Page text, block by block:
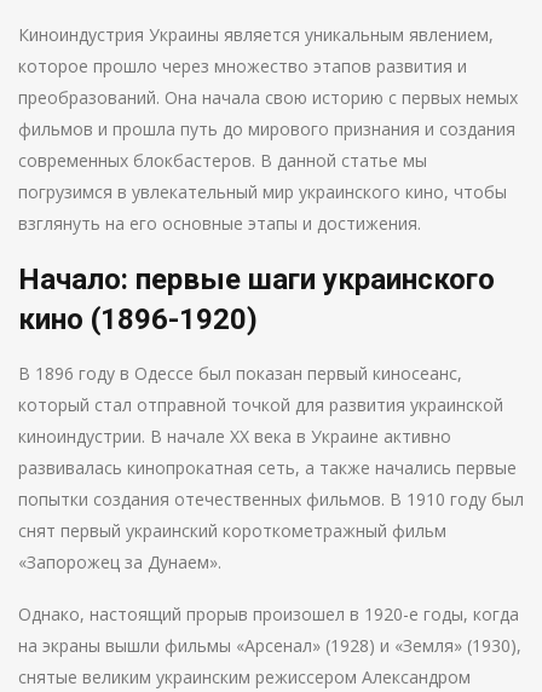
Киноиндустрия Украины является уникальным явлением,
которое прошло через множество этапов развития и
преобразований. Она начала свою историю с первых немых
фильмов и прошла путь до мирового признания и создания
современных блокбастеров. В данной статье мы
погрузимся в увлекательный мир украинского кино, чтобы
взглянуть на его основные этапы и достижения.
Начало: первые шаги украинского
кино (1896-1920)
В 1896 году в Одессе был показан первый киносеанс,
который стал отправной точкой для развития украинской
киноиндустрии. В начале XX века в Украине активно
развивалась кинопрокатная сеть, а также начались первые
попытки создания отечественных фильмов. В 1910 году был
снят первый украинский короткометражный фильм
«Запорожец за Дунаем».
Однако, настоящий прорыв произошел в 1920-е годы, когда
на экраны вышли фильмы «Арсенал» (1928) и «Земля» (1930),
снятые великим украинским режиссером Александром